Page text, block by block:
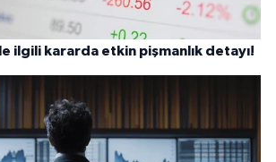
ilgili kararda etkin pişmanlık detayı!